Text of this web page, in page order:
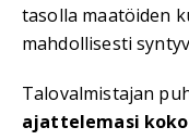
tasolla maatöiden
mahdollisesti
Talovalmistajan
ajattelemasi